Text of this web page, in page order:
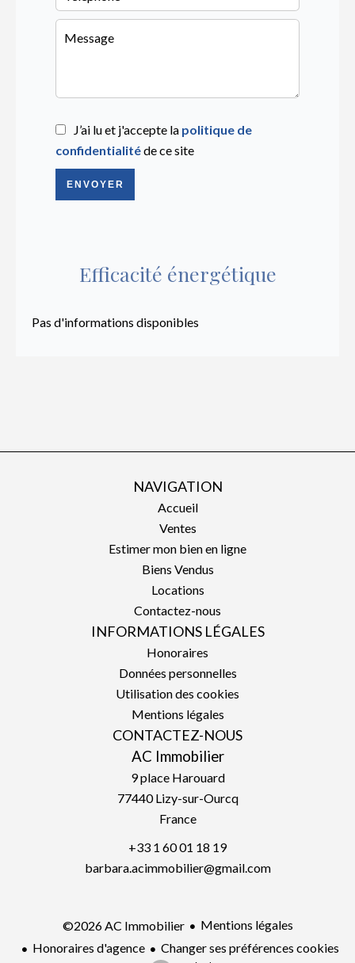
J’ai lu et j'accepte la politique de
confidentialitéde ce site
ENVOYER
Efficacité énergétique
Pas d'informations disponibles
NAVIGATION
Accueil
Ventes
Estimer mon bien en ligne
Biens Vendus
Locations
Contactez-nous
INFORMATIONS LÉGALES
Honoraires
Données personnelles
Utilisation des cookies
Mentions légales
CONTACTEZ-NOUS
AC Immobilier
9 place Harouard
77440Lizy-sur-Ourcq
France
+33 1 60 01 18 19
barbara.acimmobilier@gmail.com
©2026 AC Immobilier
Mentions légales
Honoraires d'agence
Changer ses préférences cookies